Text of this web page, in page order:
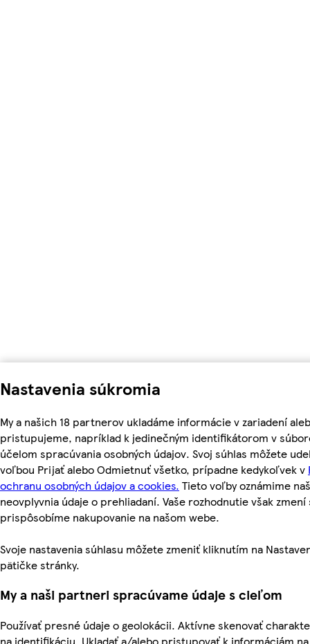
Nastavenia súkromia
My a našich 18 partnerov ukladáme informácie v zariadení
pristupujeme, napríklad k jedinečným identifikátorom v
účelom spracúvania osobných údajov. Svoj súhlas môžete
voľbou Prijať alebo Odmietnuť všetko, prípadne kedykoľvek v
ochranu osobných údajov a cookies. Tieto voľby oznámime
neovplyvnia údaje o prehliadaní. Vaše rozhodnutie však zmení
prispôsobíme nakupovanie na našom webe.
Svoje nastavenia súhlasu môžete zmeniť kliknutím na
pätičke stránky.
My a naši partneri spracúvame údaje s cieľom
Používať presné údaje o geolokácii. Aktívne skenovať